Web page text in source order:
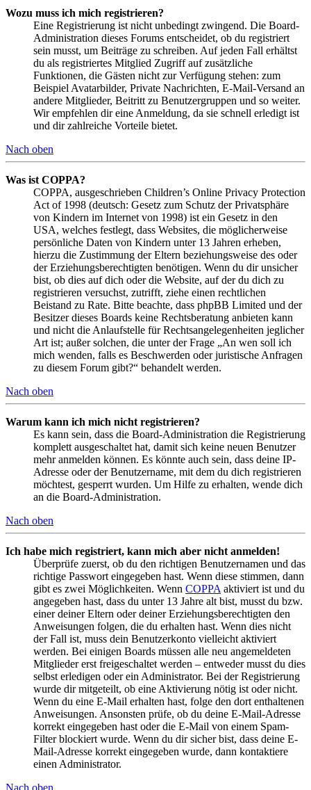
Wozu muss ich mich registrieren?
Eine Registrierung ist nicht unbedingt zwingend. Die Board-
Administration dieses Forums entscheidet, ob du registriert
sein musst, um Beiträge zu schreiben. Auf jeden Fall erhältst
du als registriertes Mitglied Zugriff auf zusätzliche
Funktionen, die Gästen nicht zur Verfügung stehen: zum
Beispiel Avatarbilder, Private Nachrichten, E-Mail-Versand an
andere Mitglieder, Beitritt zu Benutzergruppen und so weiter.
Wir empfehlen dir eine Anmeldung, da sie schnell erledigt ist
und dir zahlreiche Vorteile bietet.
Nach oben
Was ist COPPA?
COPPA, ausgeschrieben Children’s Online Privacy Protection
Act of 1998 (deutsch: Gesetz zum Schutz der Privatsphäre
von Kindern im Internet von 1998) ist ein Gesetz in den
USA, welches festlegt, dass Websites, die möglicherweise
persönliche Daten von Kindern unter 13 Jahren erheben,
hierzu die Zustimmung der Eltern beziehungsweise des oder
der Erziehungsberechtigten benötigen. Wenn du dir unsicher
bist, ob dies auf dich oder die Website, auf der du dich zu
registrieren versuchst, zutrifft, ziehe einen rechtlichen
Beistand zu Rate. Bitte beachte, dass phpBB Limited und der
Besitzer dieses Boards keine Rechtsberatung anbieten kann
und nicht die Anlaufstelle für Rechtsangelegenheiten jeglicher
Art ist; außer solchen, die unter der Frage „An wen soll ich
mich wenden, falls es Beschwerden oder juristische Anfragen
zu diesem Forum gibt?“ behandelt werden.
Nach oben
Warum kann ich mich nicht registrieren?
Es kann sein, dass die Board-Administration die Registrierung
komplett ausgeschaltet hat, damit sich keine neuen Benutzer
mehr anmelden können. Es könnte auch sein, dass deine IP-
Adresse oder der Benutzername, mit dem du dich registrieren
möchtest, gesperrt wurden. Um Hilfe zu erhalten, wende dich
an die Board-Administration.
Nach oben
Ich habe mich registriert, kann mich aber nicht anmelden!
Überprüfe zuerst, ob du den richtigen Benutzernamen und das
richtige Passwort eingegeben hast. Wenn diese stimmen, dann
gibt es zwei Möglichkeiten. Wenn COPPA aktiviert ist und du
angegeben hast, dass du unter 13 Jahre alt bist, musst du bzw.
einer deiner Eltern oder deiner Erziehungsberechtigten den
Anweisungen folgen, die du erhalten hast. Wenn dies nicht
der Fall ist, muss dein Benutzerkonto vielleicht aktiviert
werden. Bei einigen Boards müssen alle neu angemeldeten
Mitglieder erst freigeschaltet werden – entweder musst du dies
selbst erledigen oder ein Administrator. Bei der Registrierung
wurde dir mitgeteilt, ob eine Aktivierung nötig ist oder nicht.
Wenn du eine E-Mail erhalten hast, folge den dort enthaltenen
Anweisungen. Ansonsten prüfe, ob du deine E-Mail-Adresse
korrekt eingegeben hast oder die E-Mail von einem Spam-
Filter blockiert wurde. Wenn du dir sicher bist, dass deine E-
Mail-Adresse korrekt eingegeben wurde, dann kontaktiere
einen Administrator.
Nach oben